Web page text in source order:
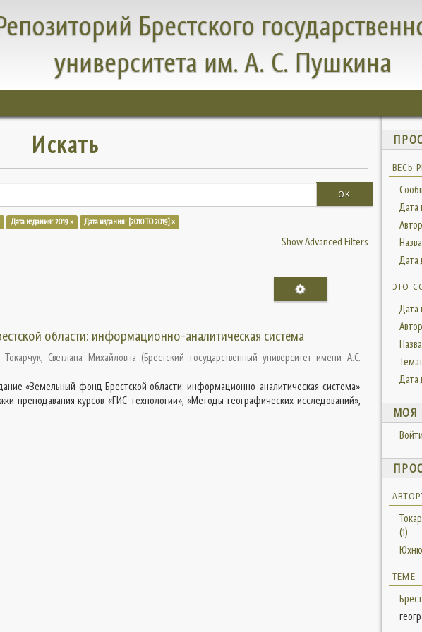
Брестского
университета им. А. С. Пушкина
Искать
OK
Дата издания: 2019 × Дата издания: [2010 TO 2019] ×
Show Advanced Filters
области: информационно-аналитическая система
Токарчук, Светлана Михайловна (Брестский государственный университет имени А.С.
«Земельный фонд Брестской области: информационно-аналитическая система»
преподавания курсов «ГИС-технологии», «Методы географических исследований»,
ВЕСЬ
Дата
Дата
ЭТО
Дата
Дата
МОЯ
Войти
(1)
ТЕМЕ